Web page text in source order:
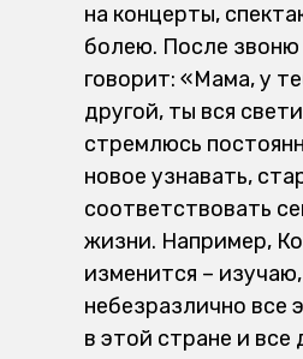
на концерты,
болею. После звоню
говорит: «Мама, у
другой, ты вся
стремлюсь
новое узнавать,
соответствовать
жизни. Например,
изменится –
небезразлично все
в этой стране и все